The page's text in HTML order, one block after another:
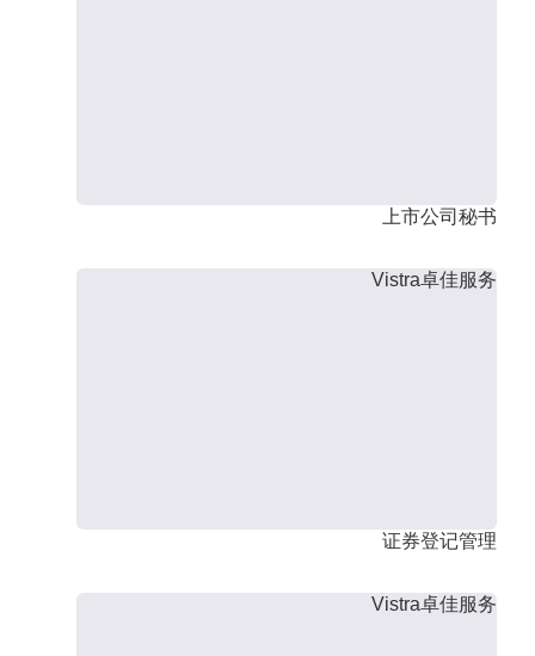
上市公司秘书
Vistra卓佳服务
证券登记管理
Vistra卓佳服务